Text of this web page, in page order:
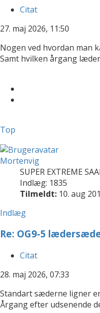
Citat
27. maj 2026, 11:50
Nogen ved hvordan man
Samt hvilken årgang
Top
Mortenvig
SUPER EXTREME
Indlæg: 1835
Tilmeldt: 10. aug
Indlæg
Re: OG9-5
Citat
28. maj 2026, 07:33
Standart sæderne ligner
Årgang efter udsenende